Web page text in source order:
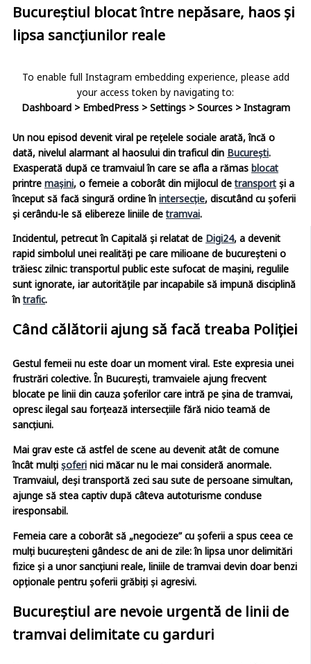
Bucureștiul blocat între nepăsare, haos și
lipsa sancțiunilor reale
To enable full Instagram embedding experience, please add
your access token by navigating to:
Dashboard > EmbedPress > Settings > Sources > Instagram
Un nou episod devenit viral pe rețelele sociale arată, încă o
dată, nivelul alarmant al haosului din traficul din București.
Exasperată după ce tramvaiul în care se afla a rămas blocat
printre mașini, o femeie a coborât din mijlocul detransport și a
început să facă singură ordine în intersecție, discutând cu șoferii
și cerându-le să elibereze liniile detramvai.
Incidentul, petrecut în Capitală și relatat de Digi24, a devenit
rapid simbolul unei realități pe care milioane de bucureșteni o
trăiesc zilnic: transportul public este sufocat de mașini, regulile
sunt ignorate, iar autoritățile par incapabile să impună disciplină
în trafic.
Când călătorii ajung să facă treaba Poliției
Gestul femeii nu este doar un moment viral. Este expresia unei
frustrări colective. În București, tramvaiele ajung frecvent
blocate pe linii din cauza șoferilor care intră pe șina de tramvai,
opresc ilegal sau forțează intersecțiile fără nicio teamă de
sancțiuni.
Mai grav este că astfel de scene au devenit atât de comune
încât mulți șoferi nici măcar nu le mai consideră anormale.
Tramvaiul, deși transportă zeci sau sute de persoane simultan,
ajunge să stea captiv după câteva autoturisme conduse
iresponsabil.
Femeia care a coborât să „negocieze” cu șoferii a spus ceea ce
mulți bucureșteni gândesc de ani de zile: în lipsa unor delimitări
fizice și a unor sancțiuni reale, liniile de tramvai devin doar benzi
opționale pentru șoferii grăbiți și agresivi.
Bucureștiul are nevoie urgentă de linii de
tramvai delimitate cu garduri